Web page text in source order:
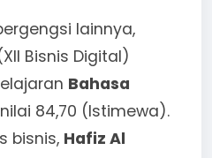
lainnya,
Bisnis Digital)
Bahasa
84,70 (Istimewa).
bisnis, Hafiz Al